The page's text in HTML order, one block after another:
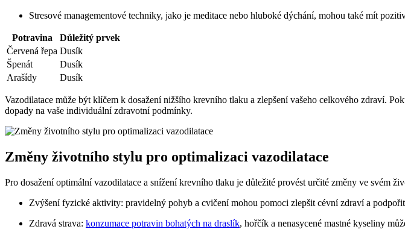
Stresové managementové techniky, jako je meditace nebo hluboké dýchání, mohou také mít
Potravina
Důležitý prvek
Červená řepa Dusík
Špenát
Dusík
Arašídy
Dusík
Vazodilatace může být klíčem k dosažení nižšího krevního tlaku a zlepšení vašeho celkového zdraví.
dopady na vaše individuální zdravotní podmínky.
Změny životního stylu pro optimalizaci vazodilatace
Pro dosažení optimální vazodilatace a snížení krevního tlaku je důležité provést určité změny ve svém
Zvýšení fyzické aktivity: pravidelný pohyb a cvičení mohou pomoci zlepšit cévní zdraví a
Zdravá strava: konzumace potravin bohatých na draslík, hořčík a nenasycené mastné kyseliny